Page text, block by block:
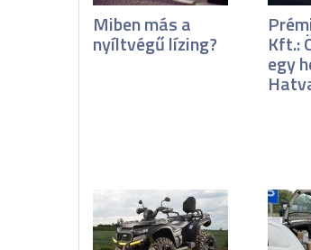
Miben más a
nyíltvégű lízing? Kft.:
egy